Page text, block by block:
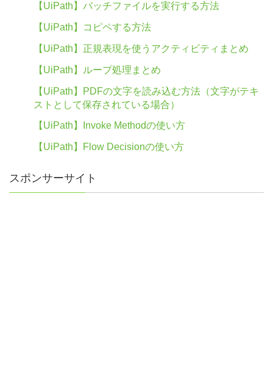
【UiPath】バッチファイルを実行する方法
【UiPath】コピペする方法
【UiPath】正規表現を使うアクティビティまとめ
【UiPath】ループ処理まとめ
【UiPath】PDFの文字を読み込む方法（文字がテキ
ストとして保存されている場合）
【UiPath】Invoke Methodの使い方
【UiPath】Flow Decisionの使い方
スポンサーサイト